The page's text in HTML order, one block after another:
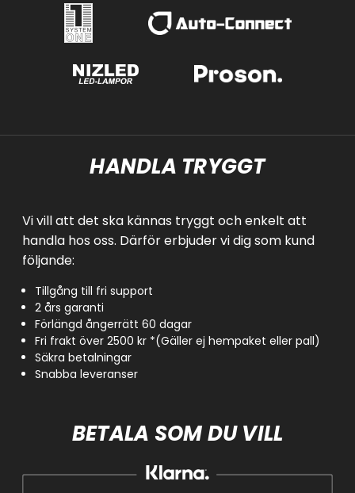
HANDLA TRYGGT
Vi vill att det ska kännas tryggt och enkelt att
handla hos oss. Därför erbjuder vi dig som kund
följande:
Tillgång till fri support
2 års garanti
Förlängd ångerrätt 60 dagar
Fri frakt över 2500 kr *(Gäller ej hempaket eller pall)
Säkra betalningar
Snabba leveranser
BETALA SOM DU VILL